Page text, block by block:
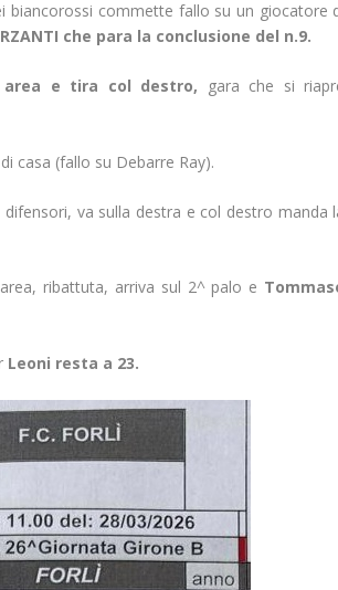
biancorossi commette fallo su un giocatore
che para la conclusione del n.9.
area e tira col destro, gara che si
casa (fallo su Debarre Ray).
va sulla destra e col destro manda
ribattuta, arriva sul 2^ palo e
Leoni resta a 23.